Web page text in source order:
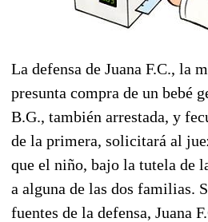
La defensa de Juana F.C., la
presunta compra de un bebé
B.G., también arrestada, y
de la primera, solicitará al
que el niño, bajo la tutela de
a alguna de las dos familias.
fuentes de la defensa, Juana